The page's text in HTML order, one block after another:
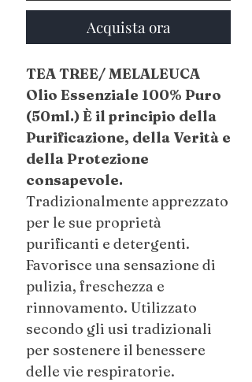
Acquista ora
TEA TREE/ MELALEUCA
Olio Essenziale 100% Puro
(50ml.) È il principio della
Purificazione, della Verità e
della Protezione
consapevole.
Tradizionalmente apprezzato
per le sue proprietà
purificanti e detergenti.
Favorisce una sensazione di
pulizia, freschezza e
rinnovamento. Utilizzato
secondo gli usi tradizionali
per sostenere il benessere
delle vie respiratorie.